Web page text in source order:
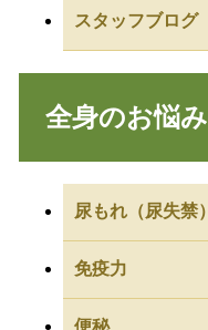
スタッフブログ
全身のお悩み
尿もれ（尿失禁）
免疫力
便秘